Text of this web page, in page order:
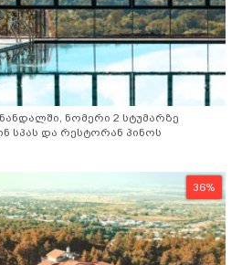
ნომერი 2 სტუმარზე
სპას და რესტორან პინოს
36%